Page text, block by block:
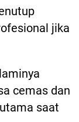
jika
cemas dan
saat